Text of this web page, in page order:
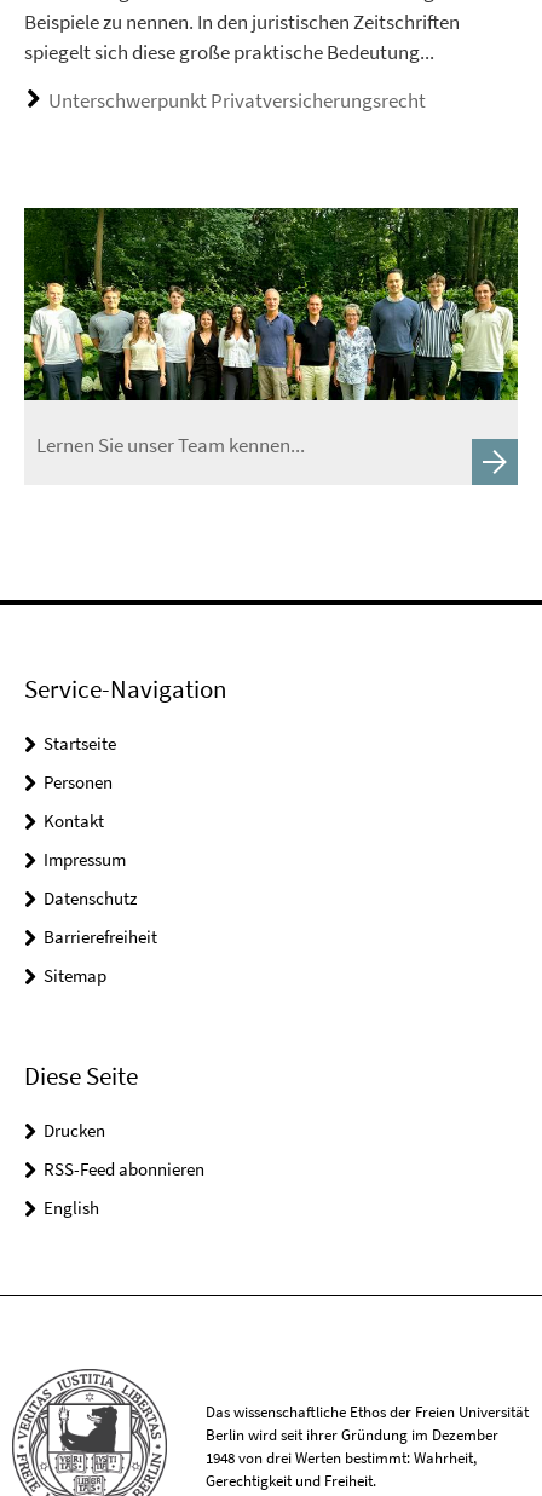
Beispiele zu nennen. In den juristischen Zeitschriften
spiegelt sich diese große praktische Bedeutung...
Unterschwerpunkt Privatversicherungsrecht
Lernen Sie unser Team kennen...
Service-Navigation
Startseite
Personen
Kontakt
Impressum
Datenschutz
Barrierefreiheit
Sitemap
Diese Seite
Drucken
RSS-Feed abonnieren
English
Das wissenschaftliche Ethos der Freien Universität
Berlin wird seit ihrer Gründung im Dezember
1948 von drei Werten bestimmt: Wahrheit,
Gerechtigkeit und Freiheit.